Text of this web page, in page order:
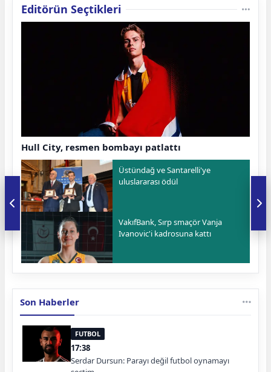
Editörün Seçtikleri
Hull City, resmen bombayı patlattı
Üstündağ ve Santarelli'ye
uluslararası ödül
VakıfBank, Sırp smaçör Vanja
Ivanovic'i kadrosuna kattı
Son Haberler
FUTBOL
17:38
Serdar Dursun: Parayı değil futbol oynamayı